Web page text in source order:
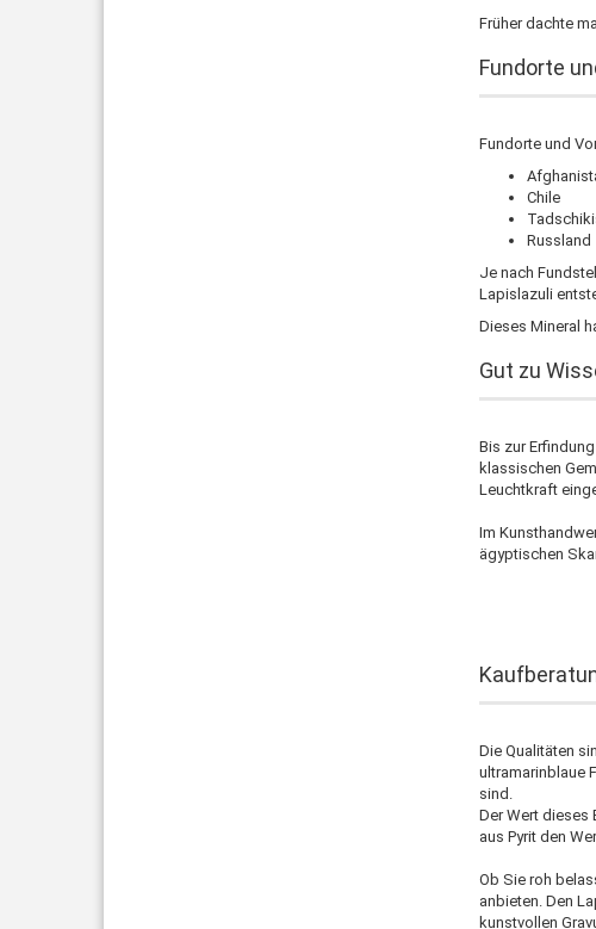
Früher dachte
Fundorte
Fundorte und
Chile
Russland
Je nach
Lapislazuli
Dieses Mineral
Gut zu
Bis zur
klassischen
Leuchtkraft
Im
ägyptischen
Die Qualitäten
ultramarinblaue
sind.
Der Wert dieses
aus Pyrit den
Ob Sie roh
anbieten. Den
kunstvollen